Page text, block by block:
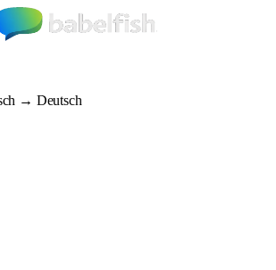
→ Deutsch